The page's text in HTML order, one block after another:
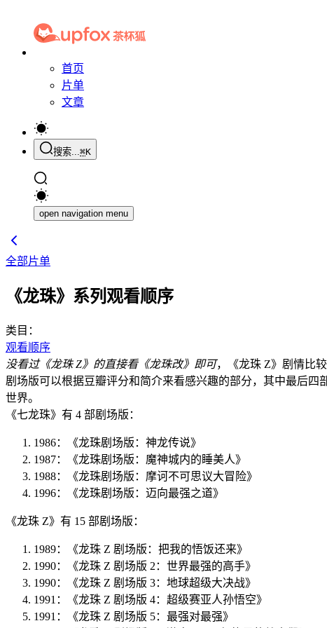
首页
片单
文章
搜索...⌘K
open navigation menu
全部片单
《龙珠》系列观看顺序
类目：
观看顺序
没看过《龙珠 Z》的直接看《龙珠改》即可，《龙珠 Z》剧情比
剧场版可以根据豆瓣评分和简介来看感兴趣的部分，其中最后
世界。
《七龙珠》有 4 部剧场版：
1986：《龙珠剧场版：神龙传说》
1987：《龙珠剧场版：魔神城内的睡美人》
1988：《龙珠剧场版：摩诃不可思议大冒险》
1996：《龙珠剧场版：迈向最强之道》
《龙珠 Z》有 15 部剧场版：
1989：《龙珠 Z 剧场版：把我的悟饭还来》
1990：《龙珠 Z 剧场版 2：世界最强的高手》
1990：《龙珠 Z 剧场版 3：地球超级大决战》
1991：《龙珠 Z 剧场版 4：超级赛亚人孙悟空》
1991：《龙珠 Z 剧场版 5：最强对最强》